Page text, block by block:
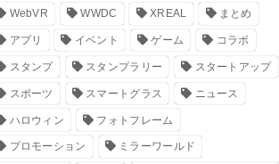
WebVR WWDC XREAL まとめ
アプリ イベント ゲーム コラボ
スタンプ スタンプラリー スタートアップ
スポーツ スマートグラス ニュース
ハロウィン フォトフレーム
プロモーション ミラーワールド